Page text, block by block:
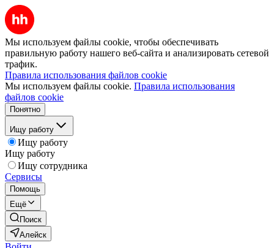
Мы используем файлы cookie, чтобы обеспечивать
правильную работу нашего веб-сайта и анализировать сетевой
трафик.
Правила использования файлов cookie
Мы используем файлы cookie. Правила использования
файлов cookie
Понятно
Ищу работу
Ищу работу
Ищу работу
Ищу сотрудника
Сервисы
Помощь
Ещё
Поиск
Алейск